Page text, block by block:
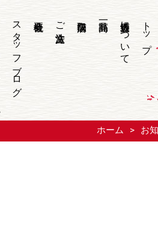
トップ
香坂酒造について
ご注文方法
スタッフブログ
ホーム お